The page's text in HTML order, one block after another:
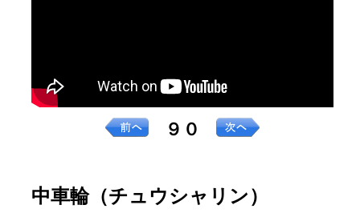
９０
中車輪（チュウシャリン）